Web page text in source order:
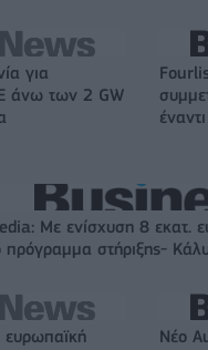
για
άνω των 2 GW
Με ενίσχυση 8 εκατ.
πρόγραμμα στήριξης-
ευρωπαϊκή
Νέο